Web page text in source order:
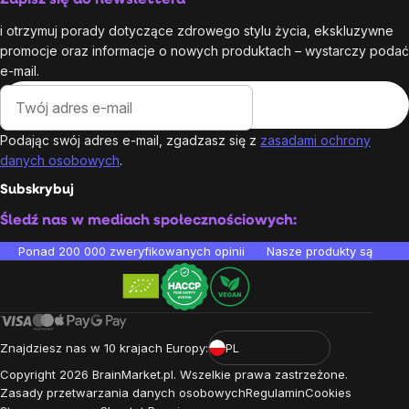
i otrzymuj porady dotyczące zdrowego stylu życia, ekskluzywne
promocje oraz informacje o nowych produktach – wystarczy podać
e-mail.
Podając swój adres e-mail, zgadzasz się z zasadami ochrony
danych osobowych.
Subskrybuj
Śledź nas w mediach społecznościowych:
Ponad 200 000 zweryfikowanych opinii Nasze produkty są
Znajdziesz nas w 10 krajach Europy:
PL
Copyright 2026 BrainMarket.pl. Wszelkie prawa zastrzeżone.
Zasady przetwarzania danych osobowychRegulaminCookies